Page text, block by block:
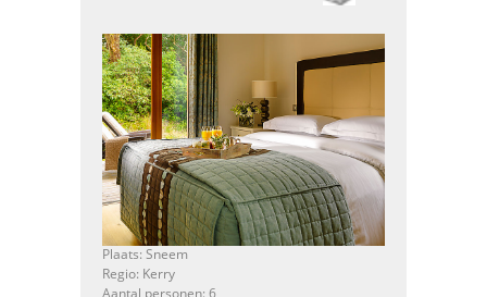
Plaats: Sneem
Regio: Kerry